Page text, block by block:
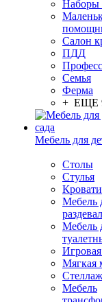
Наборы
Салон
ПДД
Семья
Ферма
+ ЕЩЕ
Мебель для
Столы
Cтулья
Кровати
Мебель
Мебель
Мягкая
Мебель